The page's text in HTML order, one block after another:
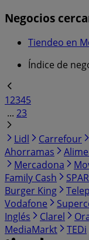
Negocios
Tiendeo en
Índice de
12345
... 23
Lidl
Carrefour
Ahorramas
Mercadona
Family Cash
Burger King
Vodafone
Inglés
Clarel
MediaMarkt
TEDi